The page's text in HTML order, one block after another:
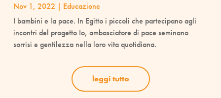
Nov 1, 2022 | Educazione
I bambini e la pace. In Egitto i piccoli che partecipano agli
incontri del progetto Io, ambasciatore di pace seminano
sorrisi e gentilezza nella loro vita quotidiana.
leggi tutto